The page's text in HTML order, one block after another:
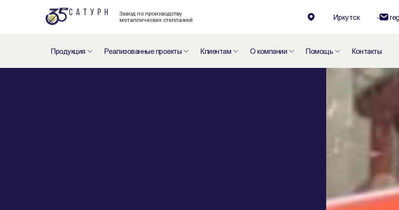
Завод по производству
металлических стеллажей
Иркутск
Продукция Реализованные проекты Клиентам О компании Помощь Контакты